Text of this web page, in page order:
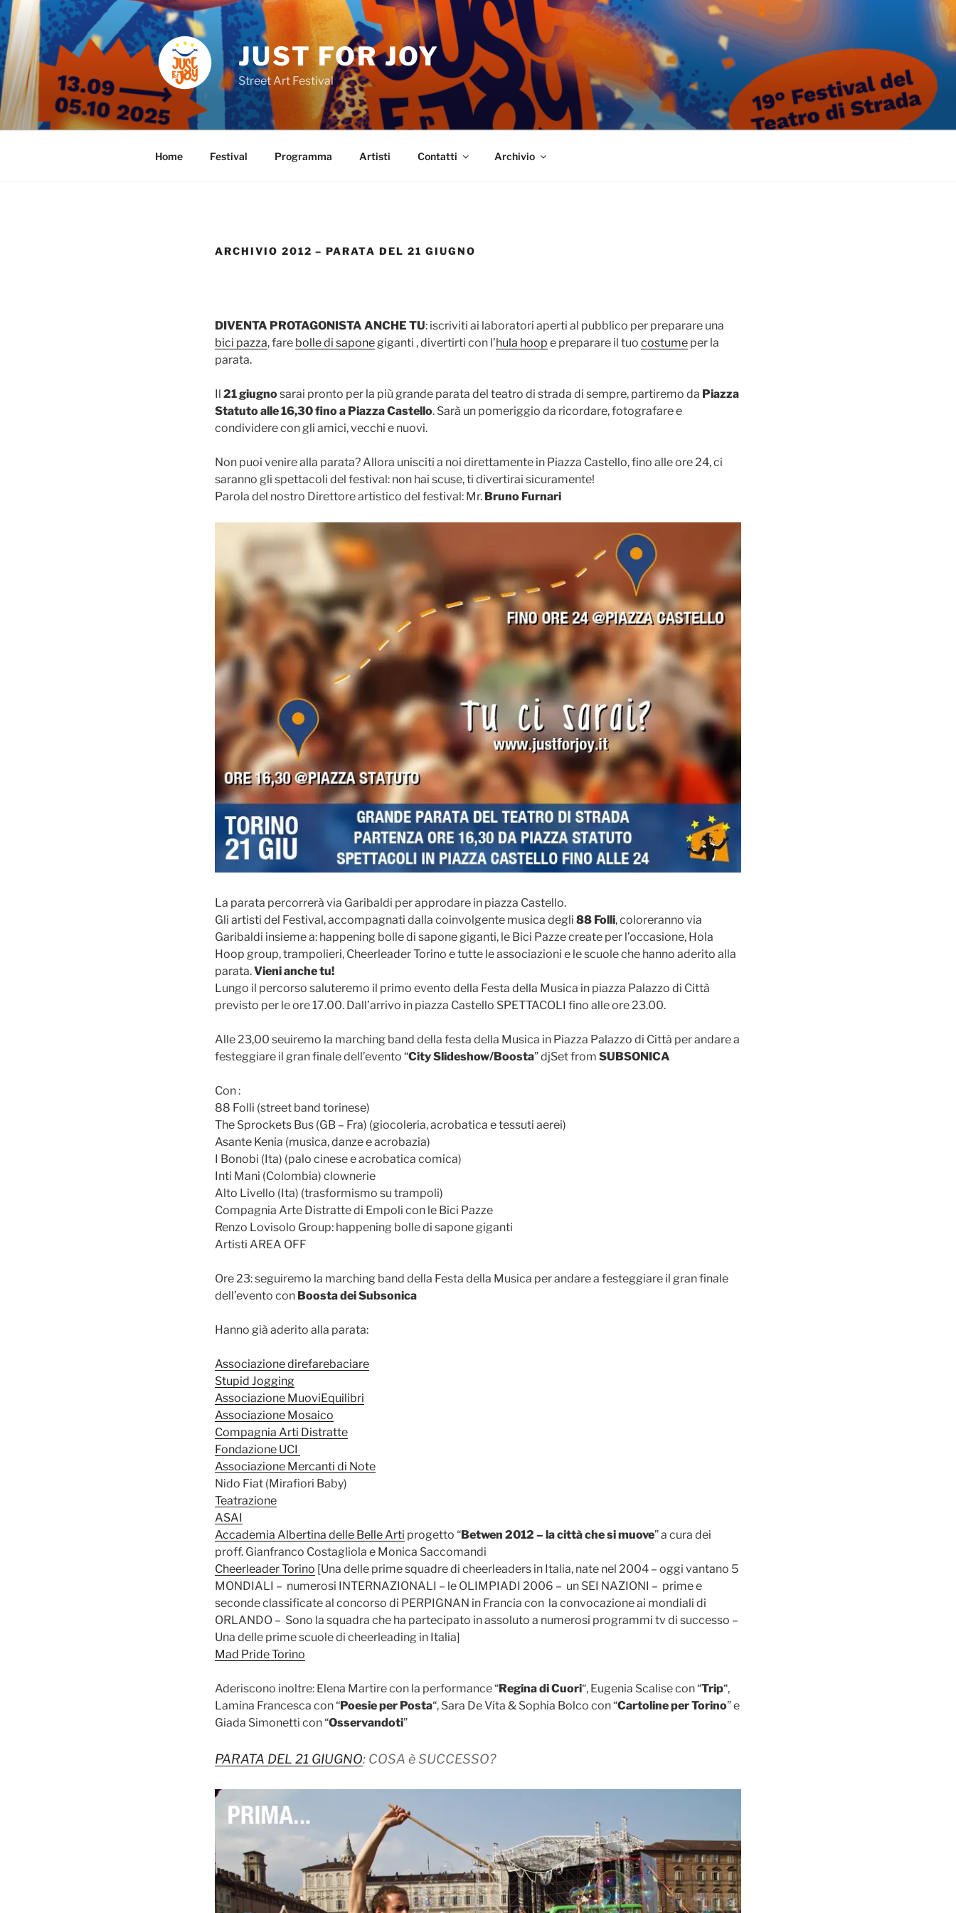
Skip
to
content
JUST FOR JOY
Street Art Festival
Home Festival Programma Artisti Contatti Archivio
ARCHIVIO 2012 – PARATA DEL 21 GIUGNO
DIVENTA PROTAGONISTA ANCHE TU: iscriviti ai laboratori aperti al pubblico per preparare una
bici pazza, fare bolle di sapone giganti , divertirti con l’hula hoop e preparare il tuo costume per la
parata.
Il 21 giugnosarai pronto per la più grande parata del teatro di strada di sempre, partiremo da Piazza
Statuto alle 16,30 fino a Piazza Castello. Sarà un pomeriggio da ricordare, fotografare e
condividere con gli amici, vecchi e nuovi.
Non puoi venire alla parata? Allora unisciti a noi direttamente in Piazza Castello, fino alle ore 24, ci
saranno gli spettacoli del festival: non hai scuse, ti divertirai sicuramente!
Parola del nostro Direttore artistico del festival: Mr. Bruno Furnari
La parata percorrerà via Garibaldi per approdare in piazza Castello.
Gli artisti del Festival, accompagnati dalla coinvolgente musica degli 88 Folli, coloreranno via
Garibaldi insieme a: happening bolle di sapone giganti, le Bici Pazze create per l’occasione, Hola
Hoop group, trampolieri, Cheerleader Torino e tutte le associazioni e le scuole che hanno aderito alla
parata.Vieni anche tu!
Lungo il percorso saluteremo il primo evento della Festa della Musica in piazza Palazzo di Città
previsto per le ore 17.00. Dall’arrivo in piazza Castello SPETTACOLI fino alle ore 23.00.
Alle 23,00 seuiremo la marching band della festa della Musica in Piazza Palazzo di Città per andare a
festeggiare il gran finale dell’evento “City Slideshow/Boosta” djSet from SUBSONICA
Con :
88 Folli (street band torinese)
The Sprockets Bus (GB – Fra) (giocoleria, acrobatica e tessuti aerei)
Asante Kenia (musica, danze e acrobazia)
I Bonobi (Ita) (palo cinese e acrobatica comica)
Inti Mani (Colombia) clownerie
Alto Livello (Ita) (trasformismo su trampoli)
Compagnia Arte Distratte di Empoli con le Bici Pazze
Renzo Lovisolo Group: happening bolle di sapone giganti
Artisti AREA OFF
Ore 23: seguiremo la marching band della Festa della Musica per andare a festeggiare il gran finale
dell’evento con Boosta dei Subsonica
Hanno già aderito alla parata:
Associazione direfarebaciare
Stupid Jogging
Associazione MuoviEquilibri
Associazione Mosaico
Compagnia Arti Distratte
Fondazione UCI
Associazione Mercanti di Note
Nido Fiat (Mirafiori Baby)
Teatrazione
ASAI
Accademia Albertina delle Belle Arti progetto “Betwen 2012 – la città che si muove” a cura dei
proff. Gianfranco Costagliola e Monica Saccomandi
Cheerleader Torino [Una delle prime squadre di cheerleaders in Italia, nate nel 2004 – oggi vantano 5
MONDIALI – numerosi INTERNAZIONALI – le OLIMPIADI 2006 – un SEI NAZIONI – prime e
seconde classificate al concorso di PERPIGNAN in Francia con la convocazione ai mondiali di
ORLANDO – Sono la squadra che ha partecipato in assoluto a numerosi programmi tv di successo –
Una delle prime scuole di cheerleading in Italia]
Mad Pride Torino
Aderiscono inoltre: Elena Martire con la performance “Regina di Cuori“, Eugenia Scalise con “Trip“,
Lamina Francesca con “Poesie per Posta“, Sara De Vita & Sophia Bolco con “Cartoline per Torino” e
Giada Simonetti con “Osservandoti”
PARATA DEL 21 GIUGNO: COSA è SUCCESSO?